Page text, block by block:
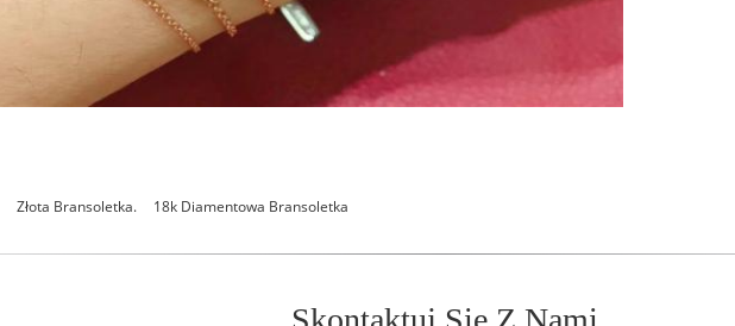
Złota Bransoletka. 18k Diamentowa Bransoletka